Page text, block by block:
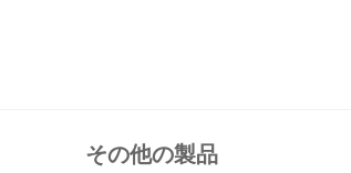
その他の製品